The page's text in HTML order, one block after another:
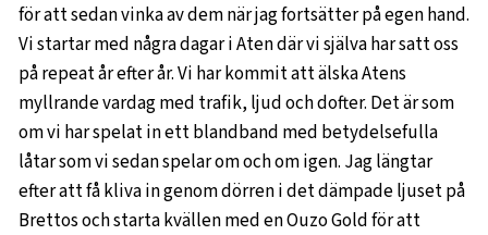
för att sedan vinka av dem när jag fortsätter på egen hand.
Vi startar med några dagar i Aten där vi själva har satt oss
på repeat år efter år. Vi har kommit att älska Atens
myllrande vardag med trafik, ljud och dofter. Det är som
om vi har spelat in ett blandband med betydelsefulla
låtar som vi sedan spelar om och om igen. Jag längtar
efter att få kliva in genom dörren i det dämpade ljuset på
Brettos och starta kvällen med en Ouzo Gold för att